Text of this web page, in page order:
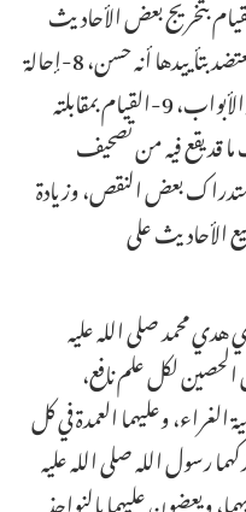
عند الحاجة إليها. 7-القيام بتخريج بعض الأحاديث
المتكلم فيها مع المتابعات والشواهد؛ ليعتضد بتأييدها أنه حسن، 8-إحالة
الحديث الوارد في التعليق إلى الكتب والأبواب، 9-القيام بمقابلته
يقع فيه من تصحيف
بعض النقص، وزيادة
الأحاديث على
محمد صلى الله عليه
لكل علم نافع،
وعليهما العمدة في كل
رسول الله صلى الله عليه